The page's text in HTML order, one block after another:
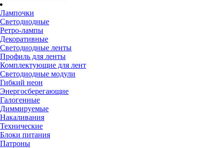
Лампочки
Светодиодные
Ретро-лампы
Декоративные
Светодиодные ленты
Профиль для ленты
Комплектующие для лент
Светодиодные модули
Гибкий неон
Энергосберегающие
Галогенные
Диммируемые
Накаливания
Технические
Блоки питания
Патроны